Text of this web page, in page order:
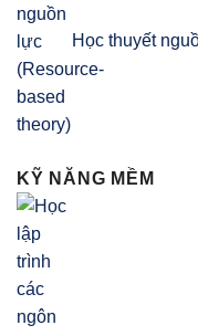
Học thuyết
KỸ NĂNG MỀM